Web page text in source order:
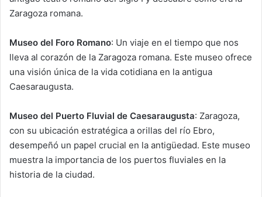
Zaragoza romana.
Museo del Foro Romano: Un viaje en el tiempo que nos
lleva al corazón de la Zaragoza romana. Este museo ofrece
una visión única de la vida cotidiana en la antigua
Caesaraugusta.
Museo del Puerto Fluvial de Caesaraugusta: Zaragoza,
con su ubicación estratégica a orillas del río Ebro,
desempeñó un papel crucial en la antigüedad. Este museo
muestra la importancia de los puertos fluviales en la
historia de la ciudad.